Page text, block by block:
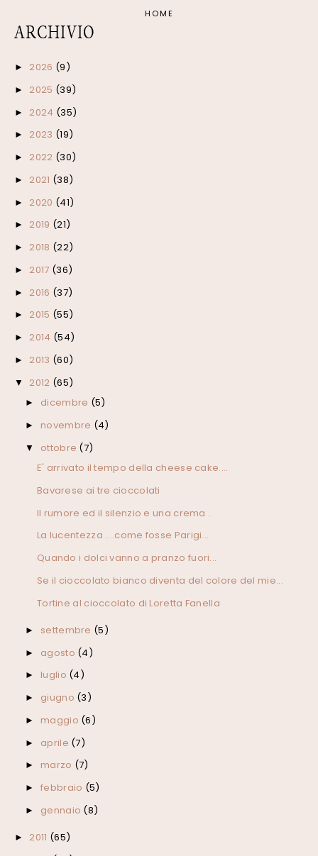
HOME
ARCHIVIO
► 2026 (9)
► 2025 (39)
► 2024 (35)
► 2023 (19)
► 2022 (30)
► 2021 (38)
► 2020 (41)
► 2019 (21)
► 2018 (22)
► 2017 (36)
► 2016 (37)
► 2015 (55)
► 2014 (54)
► 2013 (60)
▼ 2012 (65)
► dicembre (5)
► novembre (4)
▼ ottobre (7)
E' arrivato il tempo della cheese cake....
Bavarese ai tre cioccolati
Il rumore ed il silenzio e una crema ..
La lucentezza ....come fosse Parigi...
Quando i dolci vanno a pranzo fuori...
Se il cioccolato bianco diventa del colore del mie...
Tortine al cioccolato di Loretta Fanella
► settembre (5)
► agosto (4)
► luglio (4)
► giugno (3)
► maggio (6)
► aprile (7)
► marzo (7)
► febbraio (5)
► gennaio (8)
► 2011 (65)